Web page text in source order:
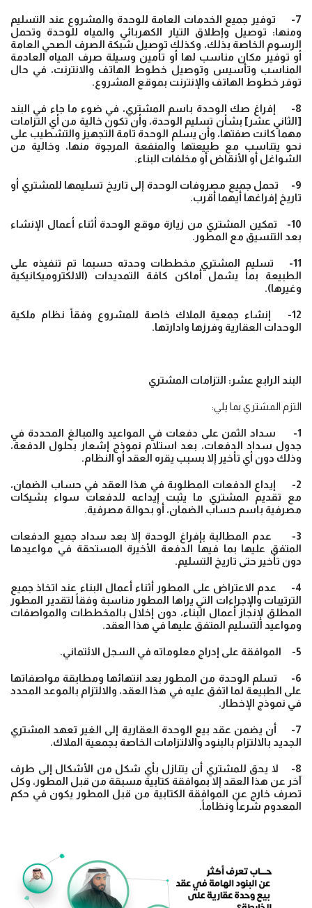
7- توفير جميع الخدمات العامة للوحدة والمشروع عند التسليم
ومنها: توصيل وإطلاق التيار الكهربائي والمياه للوحدة وتحمل
الرسوم الخاصة بذلك، وكذلك توصيل شبكة الصرف الصحي العامة
أو توفير مكان مناسب لها أو تأمين وسيلة صرف المياه العادمة
المناسب وتأسيس وتوصيل خطوط الهاتف والانترنت، في حال
توفر خطوط الهاتف والإنترنت بموقع المشروع.
8- إفراغ صك الوحدة باسم المشتري، في ضوء ما جاء في البند
[الثاني عشر] بشأن تسليم الوحدة، وأن تكون خالية من أي التزامات
مهما كانت صفتها، وأن يسلم الوحدة تامة التجهيز والتشطيب على
نحو يتناسب مع طبيعتها والمنفعة المرجوة منها، وخالية من
الشواغل أو الأنقاض أو مخلفات البناء.
9- تحمل جميع مصروفات الوحدة إلى تاريخ تسليمها للمشتري أو
تاريخ إفراغها أيهما أقرب.
10- تمكين المشتري من زيارة موقع الوحدة أثناء أعمال الإنشاء
بعد التنسيق مع المطور.
11- تسليم المشتري مخططات وحدته حسبما تم تنفيذه على
الطبيعة بما يشمل أماكن كافة التمديدات (الالكتروميكانيكية
وغيرها).
12- إنشاء جمعية الملاك خاصة للمشروع وفقاً نظام ملكية
الوحدات العقارية وفرزها وادارتها.
البند الرابع عشر: التزامات المشتري
التزم المشتري بما يلي:
1- سداد الثمن على دفعات في المواعيد والمبالغ المحددة في
جدول سداد الدفعات، بعد استلام نموذج إشعار بحلول الدفعة،
وذلك دون أي تأخير إلا بسبب يقره العقد أو النظام.
2- إيداع الدفعات المطلوبة في هذا العقد في حساب الضمان،
مع تقديم المشتري ما يثبت إيداعه للدفعات سواء بشيكات
مصرفية باسم حساب الضمان، أو بحوالة مصرفية.
3- عدم المطالبة بإفراغ الوحدة إلا بعد سداد جميع الدفعات
المتفق عليها بما فيها الدفعة الأخيرة المستحقة في مواعيدها
دون تأخير حتى تاريخ التسليم.
4- عدم الاعتراض على المطور أثناء أعمال البناء عند اتخاذ جميع
الترتيبات والإجراءات التي يراها المطور مناسبة وفقاً لتقدير المطور
المطلق لإنجاز أعمال البناء، دون إخلال بالمخططات والمواصفات
ومواعيد التسليم المتفق عليها في هذا العقد.
5- الموافقة على إدراج معلوماته في السجل الائتماني.
6- تسلم الوحدة من المطور بعد انتهائها ومطابقة مواصفاتها
على الطبيعة لما اتفق عليه في هذا العقد، والالتزام بالموعد المحدد
في نموذج الإخطار.
7- أن يضمن عقد بيع الوحدة العقارية إلى الغير تعهد المشتري
الجديد بالالتزام بالبنود والالتزامات الخاصة بجمعية الملاك.
8- لا يحق للمشتري أن يتنازل بأي شكل من الأشكال إلى طرف
آخر عن هذا العقد إلا بموافقة كتابية مسبقة من قبل المطور، وكل
تصرف خارج عن الموافقة الكتابية من قبل المطور يكون في حكم
المعدوم شرعاً ونظاماً.